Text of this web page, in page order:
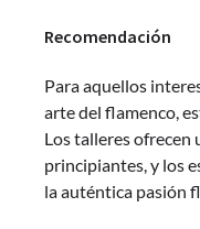
Recomendación
Para aquellos
arte del flamenco,
Los talleres ofrecen
principiantes, y los
la auténtica pasión